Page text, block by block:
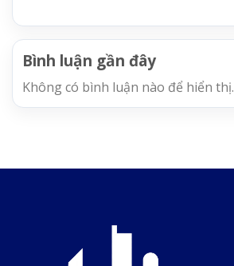
Bình luận gần đây
Không có bình luận nào để hiển thị.